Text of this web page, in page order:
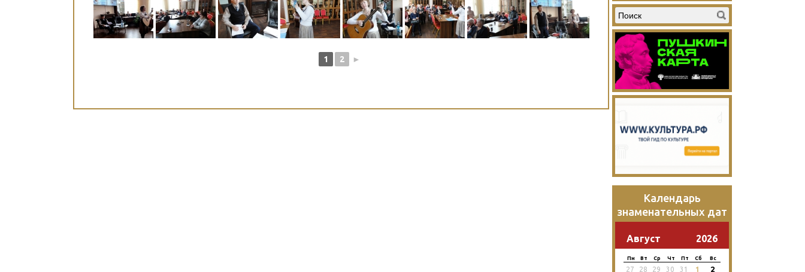
1 2 ►
Календарь
знаменательных дат
Август 2026
Пн Вт Ср Чт Пт Сб Вс
27 28 29 30 31 1 2